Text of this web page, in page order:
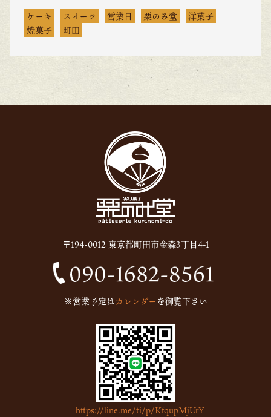
ケーキ スイーツ 営業日 栗のみ堂
洋菓子
焼菓子
町田
〒194-0012 東京都町田市金森3丁目4-1
※営業予定はカレンダーを御覧下さい
https://line.me/ti/p/KfqupMjUrY